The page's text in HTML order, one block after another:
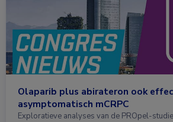
Olaparib plus abirateron ook
asymptomatisch mCRPC
Exploratieve analyses van de PROpel-